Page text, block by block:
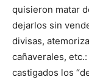
quisieron matar
dejarlos sin
divisas,
cañaverales,
castigados los